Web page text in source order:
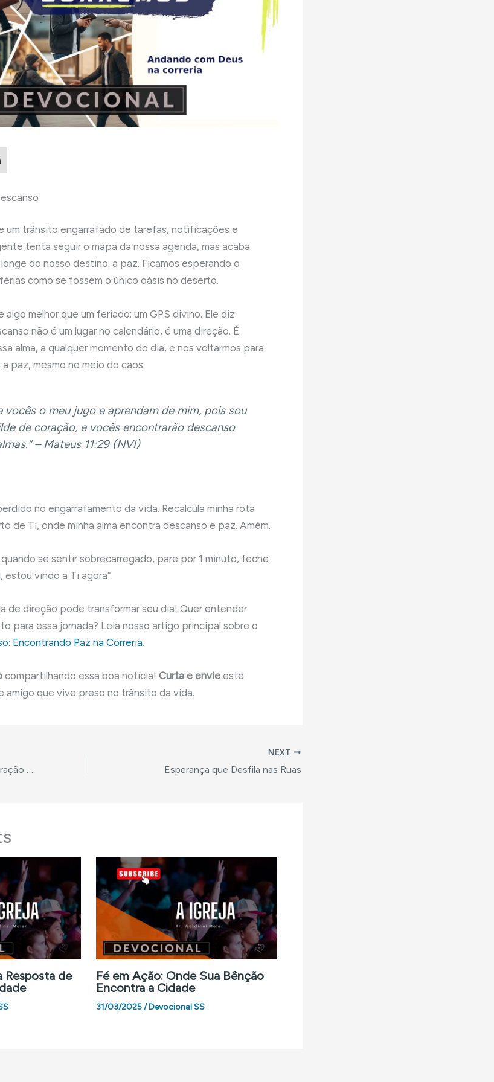
um trânsito engarrafado de tarefas, notificações e
tenta seguir o mapa da nossa agenda, mas acaba
do nosso destino: a paz. Ficamos esperando o
como se fossem o único oásis no deserto.
melhor que um feriado: um GPS divino. Ele diz:
não é um lugar no calendário, é uma direção. É
alma, a qualquer momento do dia, e nos voltarmos para
paz, mesmo no meio do caos.
vocês o meu jugo e aprendam de mim, pois sou
de coração, e vocês encontrarão descanso
– Mateus 11:29 (NVI)
no engarrafamento da vida. Recalcula minha rota
de Ti, onde minha alma encontra descanso e paz. Amém.
se sentir sobrecarregado, pare por 1 minuto, feche
estou vindo a Ti agora”.
de direção pode transformar seu dia! Quer entender
para essa jornada? Leia nosso artigo principal sobre o
Encontrando Paz na Correria.
compartilhando essa boa notícia! Curta e envie este
amigo que vive preso no trânsito da vida.
NEXT
Esperança que Desfila nas Ruas
Resposta de
Fé em Ação: Onde Sua Bênção
Encontra a Cidade
31/03/2025/Devocional SS